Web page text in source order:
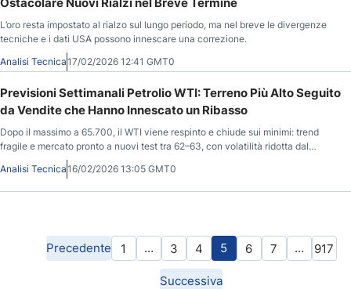
L’oro resta impostato al rialzo sul lungo periodo, ma nel breve le divergenze
tecniche e i dati USA possono innescare una correzione.
Analisi Tecnica17/02/2026 12:41 GMT0
Previsioni Settimanali Petrolio WTI: Terreno Più Alto Seguito
da Vendite che Hanno Innescato un Ribasso
Dopo il massimo a 65.700, il WTI viene respinto e chiude sui minimi: trend
fragile e mercato pronto a nuovi test tra 62–63, con volatilità ridotta dal
Analisi Tecnica16/02/2026 13:05 GMT0
Precedente 1 … 3 4 5 6 7 … 917
Successiva